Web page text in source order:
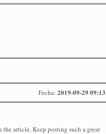
Fecha: 2019-09-29 09:13
article. Keep posting such a great